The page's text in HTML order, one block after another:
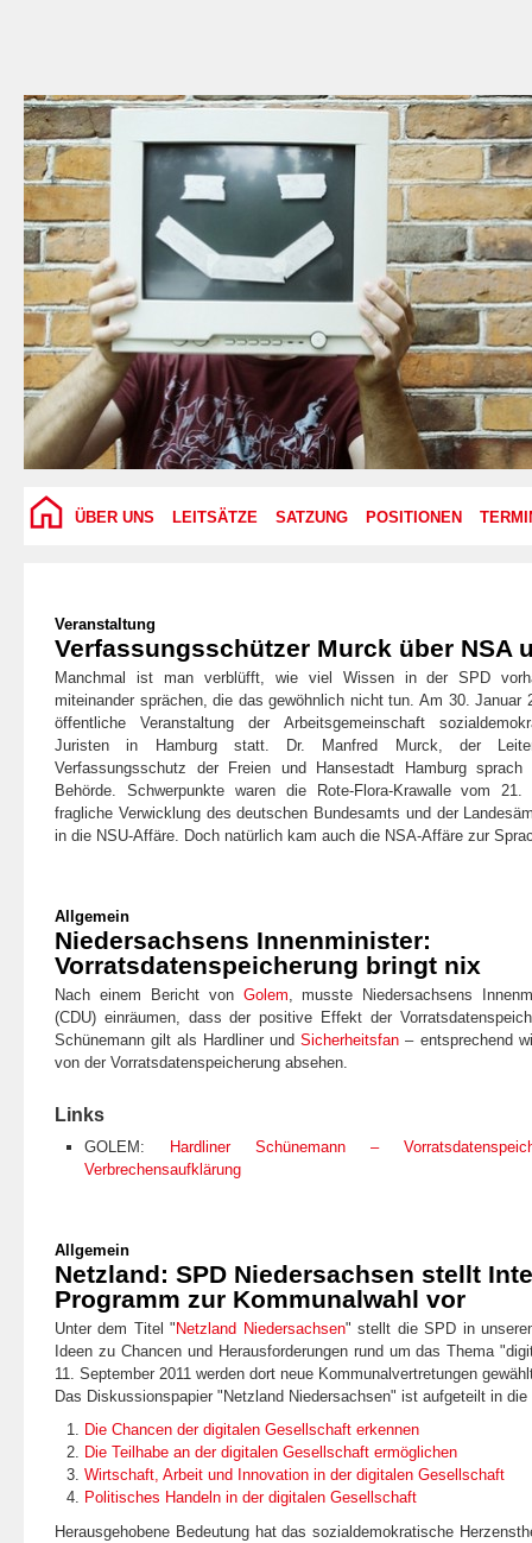
ÜBER UNS LEITSÄTZE SATZUNG POSITIONEN
Veranstaltung
Verfassungsschützer Murck über NSA
Manchmal ist man verblüfft, wie viel Wissen in der SPD
miteinander sprächen, die das gewöhnlich nicht tun. Am 30. Januar
öffentliche Veranstaltung der Arbeitsgemeinschaft
Juristen in Hamburg statt. Dr. Manfred Murck, der
Verfassungsschutz der Freien und Hansestadt Hamburg
Behörde. Schwerpunkte waren die Rote-Flora-Krawalle vom
fragliche Verwicklung des deutschen Bundesamts und der
in die NSU-Affäre. Doch natürlich kam auch die NSA-Affäre zur
Allgemein
Niedersachsens Innenminister:
Vorratsdatenspeicherung bringt nix
Nach einem Bericht von Golem , musste Niedersachsens
(CDU) einräumen, dass der positive Effekt der
Schünemann gilt als Hardliner undSicherheitsfan – entsprechend
von der Vorratsdatenspeicherung absehen.
Links
GOLEM: Hardliner Schünemann –
Verbrechensaufklärung
Allgemein
Netzland: SPD Niedersachsen stellt
Programm zur Kommunalwahl vor
Unter dem Titel "Netzland Niedersachsen" stellt die SPD in
Ideen zu Chancen und Herausforderungen rund um das Thema
11. September 2011 werden dort neue Kommunalvertretungen
Das Diskussionspapier "Netzland Niedersachsen" ist aufgeteilt in die
Die Chancen der digitalen Gesellschaft erkennen
Die Teilhabe an der digitalen Gesellschaft ermöglichen
Wirtschaft, Arbeit und Innovation in der digitalen Gesellschaft
Politisches Handeln in der digitalen Gesellschaft
Herausgehobene Bedeutung hat das sozialdemokratische